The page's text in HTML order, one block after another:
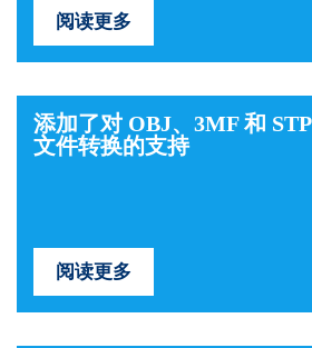
阅读更多
添加了对 OBJ、3MF 和 STP
文件转换的支持
阅读更多